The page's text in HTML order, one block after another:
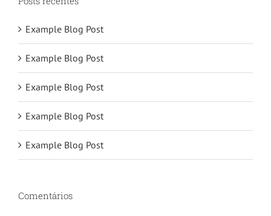
Example Blog Post
Example Blog Post
Example Blog Post
Example Blog Post
Example Blog Post
Comentários